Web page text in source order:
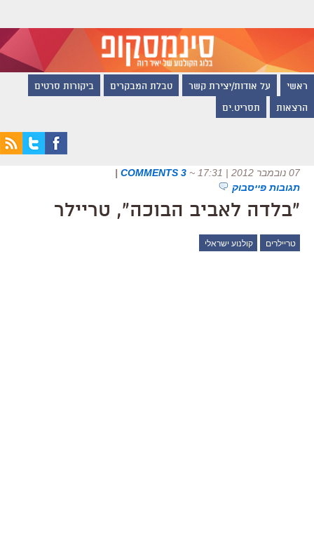
ראשי על אודות/יצירת קשר טבלת המבקרים ביקורות סרטים
הרצאות תסריט.ים
07 נובמבר 2012 | 17:31 ~
3 COMMENTS
|
תגובות פייסבוק
"בלדה לאביב הבוכה", טריילר
טריילרים קולנוע ישראלי